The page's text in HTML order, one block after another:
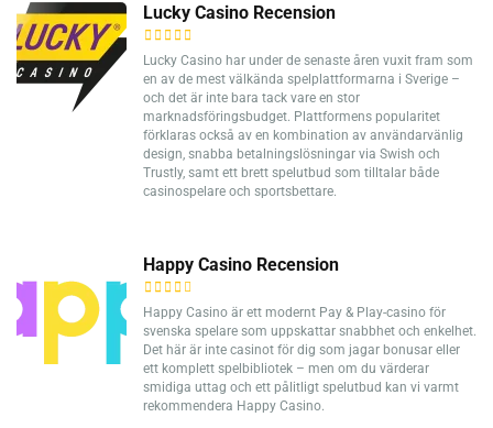
Lucky Casino Recension
Lucky Casino har under de senaste åren vuxit fram som
en av de mest välkända spelplattformarna i Sverige –
och det är inte bara tack vare en stor
marknadsföringsbudget. Plattformens popularitet
förklaras också av en kombination av användarvänlig
design, snabba betalningslösningar via Swish och
Trustly, samt ett brett spelutbud som tilltalar både
casinospelare och sportsbettare.
Happy Casino Recension
Happy Casino är ett modernt Pay & Play-casino för
svenska spelare som uppskattar snabbhet och enkelhet.
Det här är inte casinot för dig som jagar bonusar eller
ett komplett spelbibliotek – men om du värderar
smidiga uttag och ett pålitligt spelutbud kan vi varmt
rekommendera Happy Casino.